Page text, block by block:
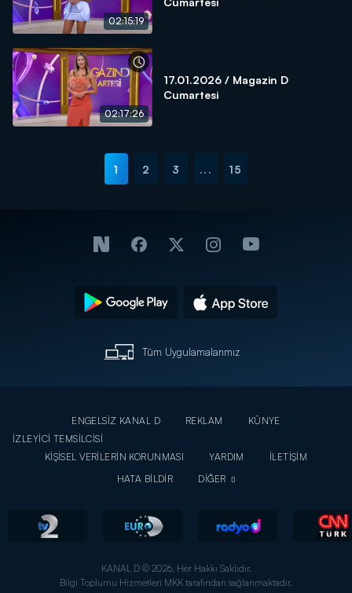
02:15:19
02:17:26
17.01.2026 / Magazin D
Cumartesi
1 2 3 ... 15
Tüm Uygulamalarımız
ENGELSİZ KANAL D REKLAM
KÜNYE
İZLEYİCİ TEMSİLCİSİ
KİŞİSEL VERİLERİN KORUNMASI
YARDIM
İLETİŞİM
HATA BİLDİR
DİĞER
KANAL D © 2026. Her Hakkı Saklıdır.
Bilgi Toplumu Hizmetleri MKK tarafından sağlanmaktadır.